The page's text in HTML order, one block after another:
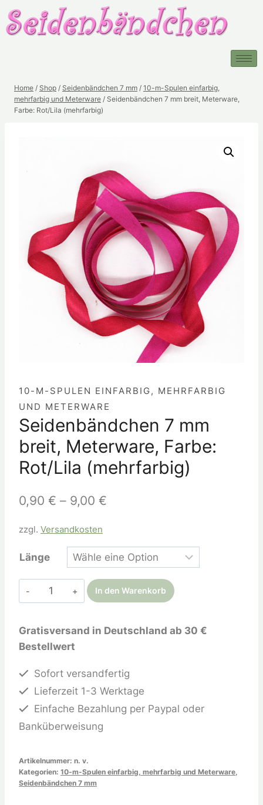
Home / Shop / Seidenbändchen 7 mm / 10-m-Spulen einfarbig,
mehrfarbig und Meterware / Seidenbändchen 7 mm breit, Meterware,
Farbe: Rot/Lila (mehrfarbig)
10-M-SPULEN EINFARBIG, MEHRFARBIG
UND METERWARE
Seidenbändchen 7 mm
breit, Meterware, Farbe:
Rot/Lila (mehrfarbig)
0,90 € – 9,00 €
zzgl. Versandkosten
Länge
In den Warenkorb
Gratisversand in Deutschland ab 30 €
Bestellwert
Sofort versandfertig
Lieferzeit 1-3 Werktage
Einfache Bezahlung per Paypal oder
Banküberweisung
Artikelnummer: n. v.
Kategorien: 10-m-Spulen einfarbig, mehrfarbig und Meterware
Seidenbändchen 7 mm